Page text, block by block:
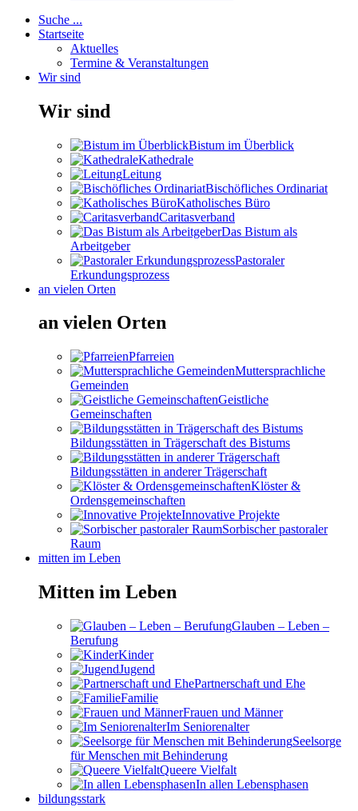
Suche ...
Startseite
Aktuelles
Termine & Veranstaltungen
Wir sind
Wir sind
Bistum im Überblick
Kathedrale
Leitung
Bischöfliches Ordinariat
Katholisches Büro
Caritasverband
Das Bistum als
Arbeitgeber
Pastoraler
Erkundungsprozess
an vielen Orten
an vielen Orten
Pfarreien
Muttersprachliche
Gemeinden
Geistliche
Gemeinschaften
Bildungsstätten in Trägerschaft des Bistums
Bildungsstätten in anderer Trägerschaft
Klöster &
Ordensgemeinschaften
Innovative Projekte
Sorbischer pastoraler
Raum
mitten im Leben
Mitten im Leben
Glauben – Leben –
Berufung
Kinder
Jugend
Partnerschaft und Ehe
Familie
Frauen und Männer
Im Seniorenalter
Seelsorge
für Menschen mit Behinderung
Queere Vielfalt
In allen Lebensphasen
bildungsstark